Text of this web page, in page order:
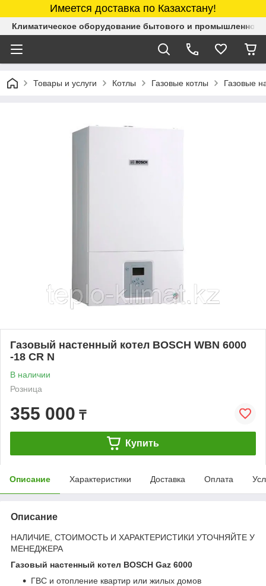
Имеется доставка по Казахстану!
Климатическое оборудование бытового и промышленного
Товары и услуги Котлы Газовые котлы Газовые
Газовый настенный котел BOSCH WBN 6000
-18 CR N
В наличии
Розница
355 000 ₸
Купить
Описание Характеристики Доставка Оплата
Описание
НАЛИЧИЕ, СТОИМОСТЬ И ХАРАКТЕРИСТИКИ УТОЧНЯЙТЕ У
МЕНЕДЖЕРА
Газовый настенный котел BOSCH Gaz 6000
ГВС и отопление квартир или жилых домов